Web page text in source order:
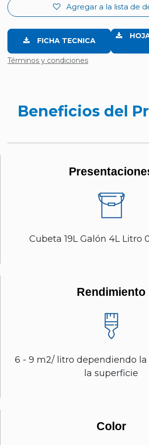
Agregar a la lista de
FICHA TECNICA
Términos y condiciones
Beneficios del
Cubeta 19L Galón 4L Litro
Rendimiento
6 - 9 m2/ litro dependiendo
la superficie
Color